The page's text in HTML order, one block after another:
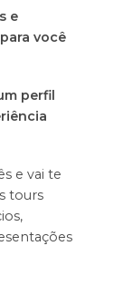
e
você
perfil
e vai te
tours